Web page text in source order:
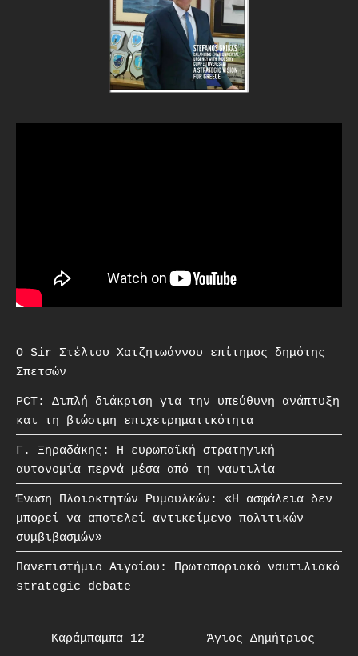
O Sir Στέλιου Χατζηιωάννου επίτημος δημότης
Σπετσών
PCT: Διπλή διάκριση για την υπεύθυνη ανάπτυξη
και τη βιώσιμη επιχειρηματικότητα
Γ. Ξηραδάκης: Η ευρωπαϊκή στρατηγική
αυτονομία περνά μέσα από τη ναυτιλία
Ένωση Πλοιοκτητών Ρυμουλκών: «Η ασφάλεια δεν
μπορεί να αποτελεί αντικείμενο πολιτικών
συμβιβασμών»
Πανεπιστήμιο Αιγαίου: Πρωτοποριακό ναυτιλιακό
strategic debate
Καράμπαμπα 12 Άγιος Δημήτριος